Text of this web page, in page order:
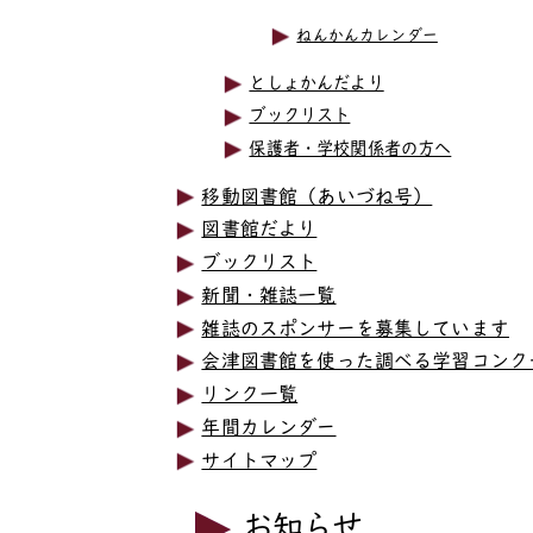
ねんかんカレンダー
としょかんだより
ブックリスト
保護者・学校関係者の方へ
移動図書館（あいづね号）
図書館だより
ブックリスト
新聞・雑誌一覧
雑誌のスポンサーを募集しています
会津図書館を使った調べる学習コンク
リンク一覧
年間カレンダー
サイトマップ
お知らせ